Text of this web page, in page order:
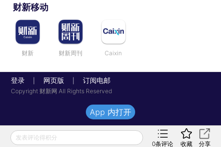
财新移动
财新 财新周刊 Caixin
登录 网页版 订阅电邮
Copyright 财新网 All Rights Reserved
发表评论得积分
0条评论 收藏 分享
App 内打开